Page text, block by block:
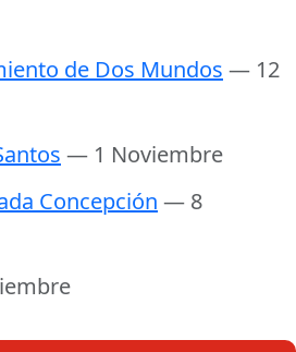
de Dos Mundos — 12
— 1 Noviembre
Concepción — 8